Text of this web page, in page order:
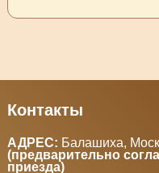
Контакты
АДРЕС: Балашиха,
(предварительно
приезда)